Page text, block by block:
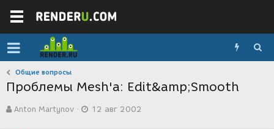
Общие вопросы
Проблемы Mesh'a: Edit&amp;Smooth
в
Anton Martynov
а
12 авг 2002